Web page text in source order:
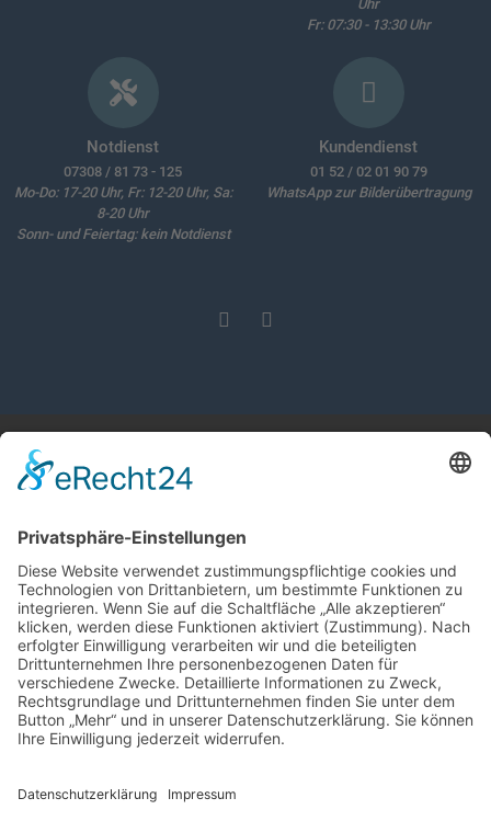
Uhr
Fr: 07:30 - 13:30 Uhr
Notdienst
07308 / 81 73 - 125
Mo-Do: 17-20 Uhr, Fr: 12-20 Uhr, Sa:
8-20 Uhr
Sonn- und Feiertag: kein Notdienst
Kundendienst
01 52 / 02 01 90 79
WhatsApp zur Bilderübertragung
STECK & PARTNER GMBH​
Robert-Bosch-Straße 2
89275 Elchingen
07308 / 81 730
info(at)steck-haustechnik.de
BESUCHEN SIE UNS